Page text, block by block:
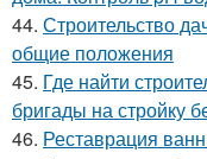
44. Строительство
общие положения
45. Где найти
бригады на стройку
46. Реставрация